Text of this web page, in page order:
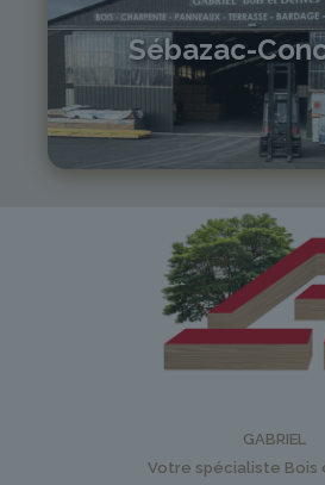
Sébazac-
05 81 55 83
monistrol@gabriel-
GABRIEL
Votre spécialiste Bois